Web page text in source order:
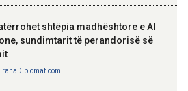
shtëpia madhështore e Al
sundimtarit të perandorisë së